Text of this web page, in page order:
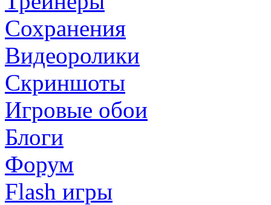
Сохранения
Видеоролики
Скриншоты
Игровые обои
Блоги
Форум
Flash игры